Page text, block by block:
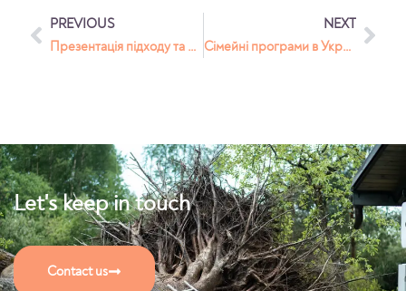
PREVIOUS
Презентація підходу та програм в Європарламенті, Брюссель 2023
NEXT
Сімейні програми в Україні
Let's keep in touch
Contact us